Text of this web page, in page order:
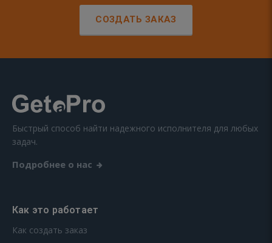
СОЗДАТЬ ЗАКАЗ
Быстрый способ найти надежного исполнителя для любых
задач.
Подробнее о нас
Как это работает
Как создать заказ